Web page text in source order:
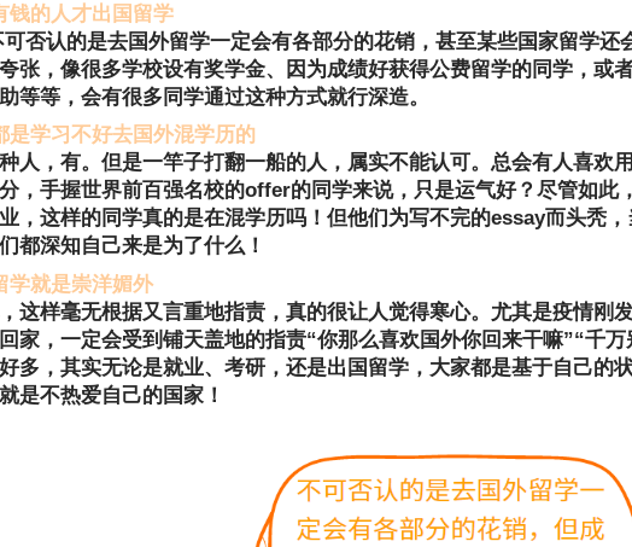
钱的人才出国留学
可否认的是去国外留学一定会有各部分的花销，甚至某些国家留学
张，像很多学校设有奖学金、因为成绩好获得公费留学的同学，或
等等，会有很多同学通过这种方式就行深造。
是学习不好去国外混学历的
人，有。但是一竿子打翻一船的人，属实不能认可。总会有人喜欢
，手握世界前百强名校的offer的同学来说，只是运气好？尽管如此
，这样的同学真的是在混学历吗！但他们为写不完的essay而头秃
都深知自己来是为了什么！
学就是崇洋媚外
这样毫无根据又言重地指责，真的很让人觉得寒心。尤其是疫情刚
家，一定会受到铺天盖地的指责“你那么喜欢国外你回来干嘛”“千
多，其实无论是就业、考研，还是出国留学，大家都是基于自己的
是不热爱自己的国家！